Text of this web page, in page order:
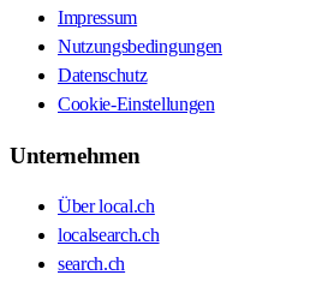
Impressum
Nutzungsbedingungen
Datenschutz
Cookie-Einstellungen
Unternehmen
Über local.ch
localsearch.ch
search.ch